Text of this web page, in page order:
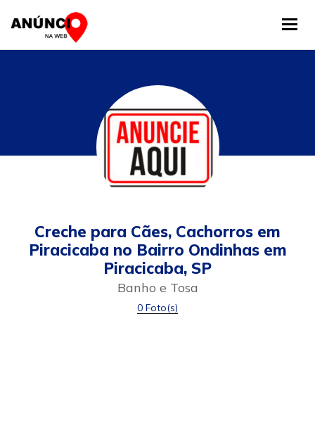
Creche para Cães, Cachorros em
Piracicaba no Bairro Ondinhas em
Piracicaba, SP
Banho e Tosa
0 Foto(s)